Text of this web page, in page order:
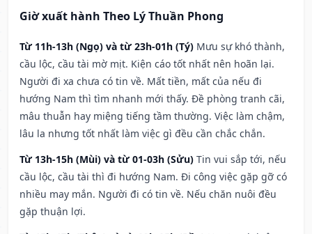
Giờ xuất hành Theo Lý Thuần Phong
Từ 11h-13h (Ngọ) và từ 23h-01h (Tý) Mưu sự khó thành,
cầu lộc, cầu tài mờ mịt. Kiện cáo tốt nhất nên hoãn lại.
Người đi xa chưa có tin về. Mất tiền, mất của nếu đi
hướng Nam thì tìm nhanh mới thấy. Đề phòng tranh cãi,
mâu thuẫn hay miệng tiếng tầm thường. Việc làm chậm,
lâu la nhưng tốt nhất làm việc gì đều cần chắc chắn.
Từ 13h-15h (Mùi) và từ 01-03h (Sửu) Tin vui sắp tới, nếu
cầu lộc, cầu tài thì đi hướng Nam. Đi công việc gặp gỡ có
nhiều may mắn. Người đi có tin về. Nếu chăn nuôi đều
gặp thuận lợi.